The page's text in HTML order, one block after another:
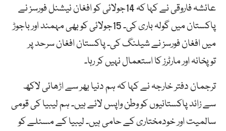
عائشہ فاروقی نے کہا کہ 14جولائی کو افغان نیشنل فورسز نے
پاکستان میں گولہ باری کی۔ 15جولائی کو بھی مہمند اور باجوڑ
میں افغان فورسز نے شیلنگ کی۔ پاکستان افغان سرحد پر
توپخانہ اور مارٹرز کا استعمال نہیں کر رہا۔
ترجمان دفتر خارجہ نے کہا کہ ہم دنیا بھر سے اڑھائی لاکھ
سے زائد پاکستانیوں کو وطن واپس لائے ہیں۔ ہم لیبیا کی قومی
سالمیت اور خودمختاری کے حامی ہیں۔ لیبیا کے مسئلے کو